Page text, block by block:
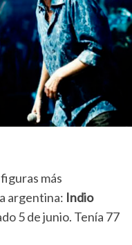
más
argentina: Indio
5 de junio. Tenía 77